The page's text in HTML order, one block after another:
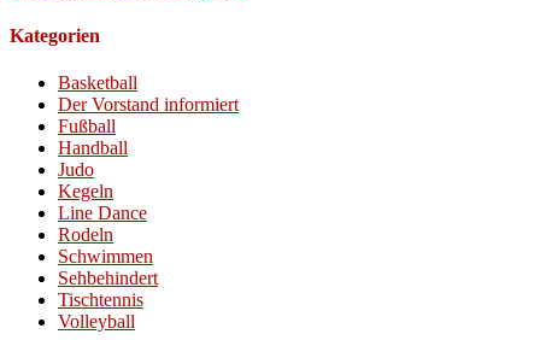
Kategorien
Basketball
Der Vorstand informiert
Fußball
Handball
Judo
Kegeln
Line Dance
Rodeln
Schwimmen
Sehbehindert
Tischtennis
Volleyball